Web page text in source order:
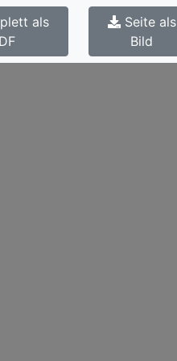
als
Seite als
Bild